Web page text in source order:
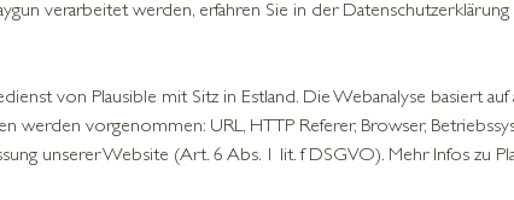
verarbeitet werden, erfahren Sie in der Datenschutzerklärung
von Plausible mit Sitz in Estland. Die Webanalyse basiert
werden vorgenommen: URL, HTTP Referer, Browser,
unserer Website (Art. 6 Abs. 1 lit. f DSGVO). Mehr Infos zu